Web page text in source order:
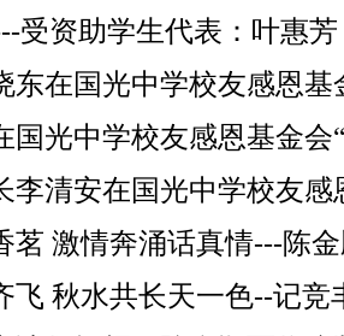
受资助学生代表：叶惠
东在国光中学校友感恩
国光中学校友感恩基金
李清安在国光中学校友
茗 激情奔涌话真情---陈
飞 秋水共长天一色--记